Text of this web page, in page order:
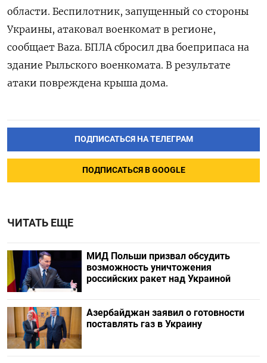
области. Беспилотник, запущенный со стороны
Украины, атаковал военкомат в регионе,
сообщает Baza. БПЛА сбросил два боеприпаса на
здание Рыльского военкомата. В результате
атаки повреждена крыша дома.
ПОДПИСАТЬСЯ НА ТЕЛЕГРАМ
ПОДПИСАТЬСЯ В GOOGLE
ЧИТАТЬ ЕЩЕ
МИД Польши призвал обсудить
возможность уничтожения
российских ракет над Украиной
Азербайджан заявил о готовности
поставлять газ в Украину